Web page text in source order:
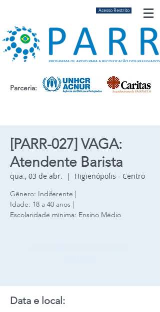
Acesso Restrito
Parceria:
[PARR-027] VAGA:
Atendente Barista
qua., 03 de abr.
  |
Higienópolis - Centro
Gênero: Indiferente |
Idade: 18 a 40 anos |
Escolaridade mínima: Ensino Médio
Data e local: